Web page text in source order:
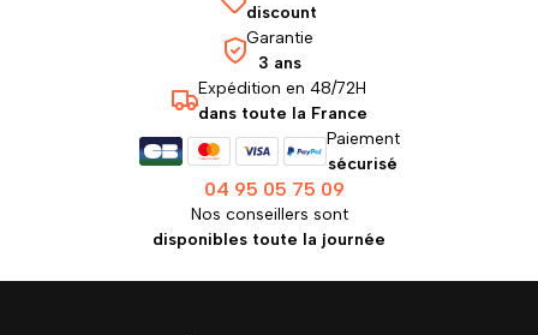
discount
Garantie
3 ans
Expédition en 48/72H
dans toute la France
Paiement
sécurisé
04 95 05 75 09
Nos conseillers sont
disponibles toute la journée